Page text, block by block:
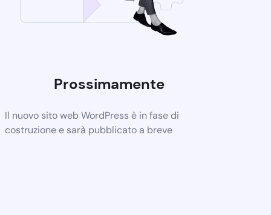
Prossimamente
Il nuovo sito web WordPress è in fase di
costruzione e sarà pubblicato a breve